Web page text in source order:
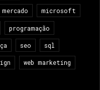
mercado microsoft
programação
seo sql
web marketing